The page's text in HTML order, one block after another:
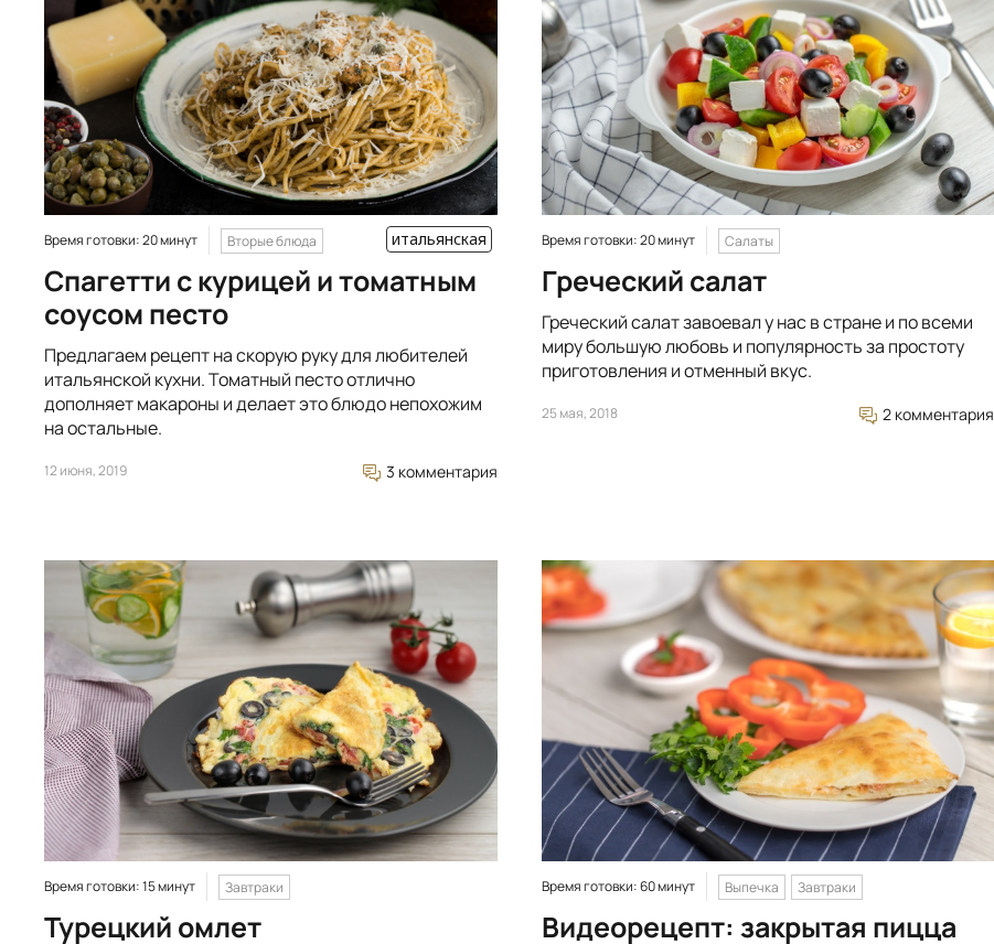
Время готовки: 20 минут Вторые блюда итальянская
Спагетти с курицей и томатным
соусом песто
Предлагаем рецепт на скорую руку для любителей
итальянской кухни. Томатный песто отлично
дополняет макароны и делает это блюдо непохожим
на остальные.
12 июня, 2019 3 комментария
Время готовки: 20 минут Салаты
Греческий салат
Греческий салат завоевал у нас в стране и по всеми
миру большую любовь и популярность за простоту
приготовления и отменный вкус.
25 мая, 2018 2 комментария
Время готовки: 15 минут Завтраки
Турецкий омлет
Время готовки: 60 минут Выпечка Завтраки
Видеорецепт: закрытая пицца